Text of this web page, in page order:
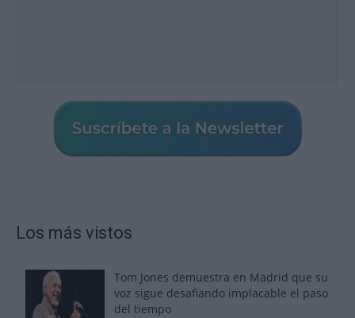
Los más vistos
Tom Jones demuestra en Madrid que su
voz sigue desafiando implacable el paso
del tiempo